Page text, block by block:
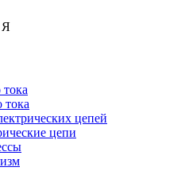
Я
тока
цепей
цепи